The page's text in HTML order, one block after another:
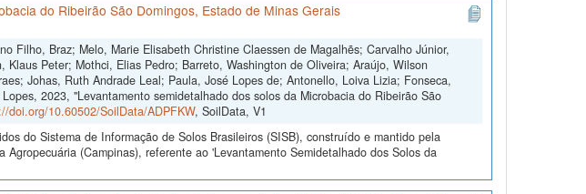
do Ribeirão São Domingos, Estado de Minas Gerais
Filho, Braz; Melo, Marie Elisabeth Christine Claessen de Magalhẽs; Carvalho Júnior,
Klaus Peter; Mothci, Elias Pedro; Barreto, Washington de Oliveira; Araújo, Wilson
Johas, Ruth Andrade Leal; Paula, José Lopes de; Antonello, Loiva Lizia; Fonseca,
2023, "Levantamento semidetalhado dos solos da Microbacia do Ribeirão São
doi.org/10.60502/SoilData/ADPFKW, SoilData, V1
do Sistema de Informação de Solos Brasileiros (SISB), construído e mantido pela
(Campinas), referente ao 'Levantamento Semidetalhado dos Solos da